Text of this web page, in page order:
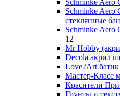
Schminke Aero
Schminke Aero
стеклянные
Schminke Aero
12
Mr Hobby
Decola акрил
Love2Art батик
Мастер-Класс
Красители
Грунты и